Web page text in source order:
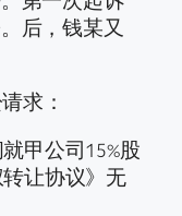
后，钱某又
求：
甲公司15%股
让协议》无